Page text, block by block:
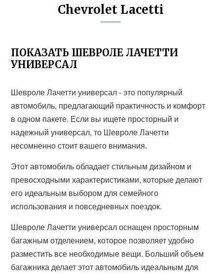
Chevrolet Lacetti
ПОКАЗАТЬ ШЕВРОЛЕ ЛАЧЕТТИ
УНИВЕРСАЛ
Шевроле Лачетти универсал - это популярный
автомобиль, предлагающий практичность и комфорт
в одном пакете. Если вы ищете просторный и
надежный универсал, то Шевроле Лачетти
несомненно стоит вашего внимания.
Этот автомобиль обладает стильным дизайном и
превосходными характеристиками, которые делают
его идеальным выбором для семейного
использования и повседневных поездок.
Шевроле Лачетти универсал оснащен просторным
багажным отделением, которое позволяет удобно
разместить все необходимые вещи. Больший объем
багажника делает этот автомобиль идеальным для